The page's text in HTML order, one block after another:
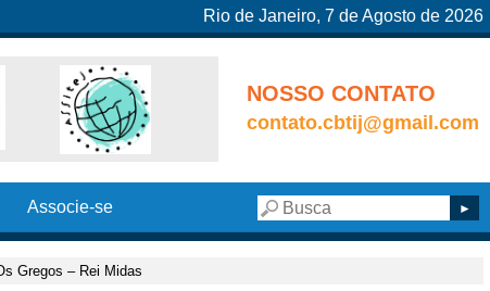
Rio de Janeiro, 7 de Agosto de 2026
NOSSO CONTATO
contato.cbtij@gmail.com
Associe-se
Gregos – Rei Midas